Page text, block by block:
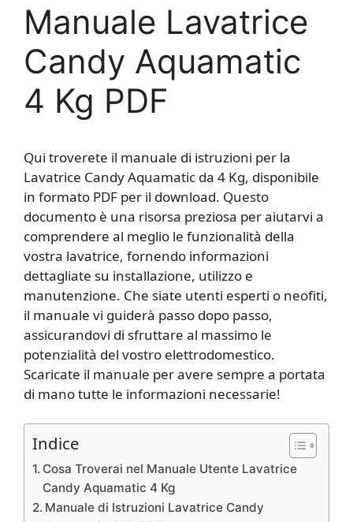
Manuale Lavatrice
Candy Aquamatic
4 Kg PDF
Qui troverete il manuale di istruzioni per la
Lavatrice Candy Aquamatic da 4 Kg, disponibile
in formato PDF per il download. Questo
documento è una risorsa preziosa per aiutarvi a
comprendere al meglio le funzionalità della
vostra lavatrice, fornendo informazioni
dettagliate su installazione, utilizzo e
manutenzione. Che siate utenti esperti o neofiti,
il manuale vi guiderà passo dopo passo,
assicurandovi di sfruttare al massimo le
potenzialità del vostro elettrodomestico.
Scaricate il manuale per avere sempre a portata
di mano tutte le informazioni necessarie!
Indice
Cosa Troverai nel Manuale Utente Lavatrice
Candy Aquamatic 4 Kg
Manuale di Istruzioni Lavatrice Candy